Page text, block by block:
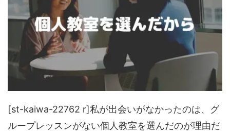
[st-kaiwa-22762 r]私が出会いがなかったのは、グ
ループレッスンがない個人教室を選んだのが理由だ